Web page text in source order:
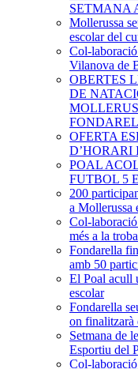
SETMANA
Mollerussa
escolar del
Col-
Vilanova de
OBERTES
DE
OFERTA
D’HORARI
POAL
FUTBOL 5
200
a Mollerussa
Col-
més a la
Fondarella
amb 50
El Poal acull
escolar
Fondarella
on finalitzarà
Setmana de
Esportiu del
Col-